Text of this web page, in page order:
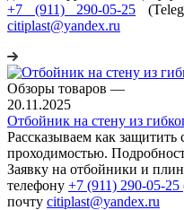
+7 (911) 290-05-25
citiplast@yandex.ru
Обзоры товаров —
20.11.2025
Отбойник на стену из
Рассказываем как
проходимостью.
Заявку на отбойники и
телефону +7 (911) 290-05-
почту citiplast@yandex.ru